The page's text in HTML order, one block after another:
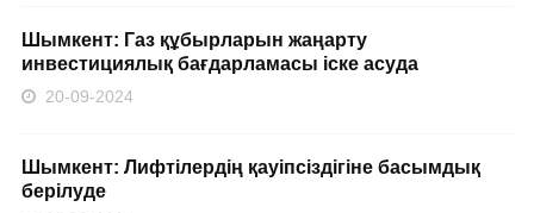
Шымкент: Газ құбырларын жаңарту
инвестициялық бағдарламасы іске асуда
20-09-2024
Шымкент: Лифтілердің қауіпсіздігіне басымдық
берілуде